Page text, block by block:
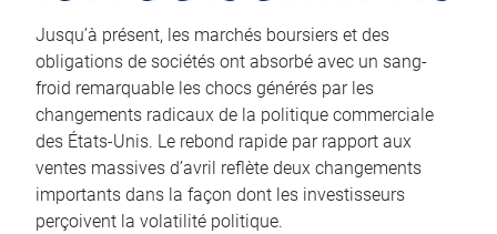
Jusqu’à présent, les marchés boursiers et des
obligations de sociétés ont absorbé avec un sang-
froid remarquable les chocs générés par les
changements radicaux de la politique commerciale
des États-Unis. Le rebond rapide par rapport aux
ventes massives d’avril reflète deux changements
importants dans la façon dont les investisseurs
perçoivent la volatilité politique.